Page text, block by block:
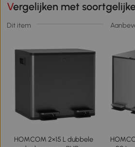
Vergelijken met
Dit item
HOMCOM 2×15 L dubbele